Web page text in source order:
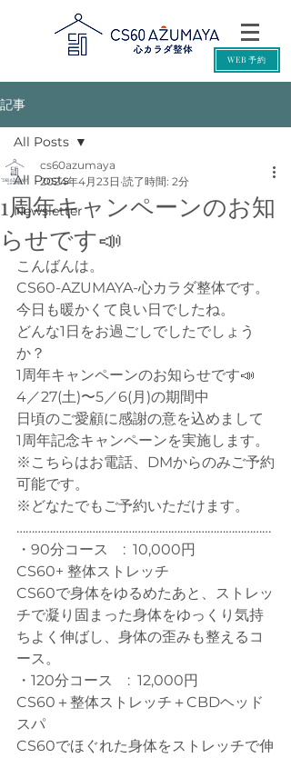
WEB予約
記事
All Posts
Newsletter
All Posts
1周年キャンペーンのお知
らせです📣
cs60azumaya
2024年4月23日 読了時間: 2分
こんばんは。
CS60-AZUMAYA-心カラダ整体です。
今日も暖かくて良い日でしたね。
どんな1日をお過ごしでしたでしょう
か？
1周年キャンペーンのお知らせです📣
4／27(土)〜5／6(月)の期間中
日頃のご愛顧に感謝の意を込めまして
1周年記念キャンペーンを実施します。
※こちらはお電話、DMからのみご予約
可能です。
※どなたでもご予約いただけます。
…………………………………………………………………………
・90分コース　:  10,000円
CS60+ 整体ストレッチ
CS60で身体をゆるめたあと、ストレッ
チで凝り固まった身体をゆっくり気持
ちよく伸ばし、身体の歪みも整えるコ
ース。
・120分コース　:  12,000円
CS60＋整体ストレッチ＋CBDヘッド
スパ
CS60でほぐれた身体をストレッチで伸